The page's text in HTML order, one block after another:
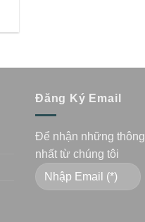
Đăng Ký Email
Để nhận những
nhất từ chúng tôi